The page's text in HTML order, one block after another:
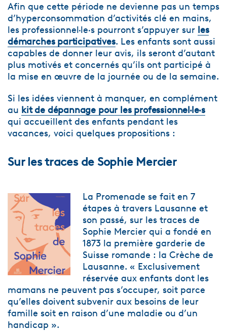
Afin que cette période ne devienne pas un temps
d’hyperconsommation d’activités clé en mains,
les professionnel·le·s pourront s’appuyer sur les
démarches participatives. Les enfants sont aussi
capables de donner leur avis, ils seront d’autant
plus motivés et concernés qu’ils ont participé à
la mise en œuvre de la journée ou de la semaine.
Si les idées viennent à manquer, en complément
au kit de dépannage pour les professionnel·le·s
qui accueillent des enfants pendant les
vacances, voici quelques propositions :
Sur les traces de Sophie Mercier
La Promenade se fait en 7
étapes à travers Lausanne et
son passé, sur les traces de
Sophie Mercier qui a fondé en
1873 la première garderie de
Suisse romande : la Crèche de
Lausanne. « Exclusivement
réservée aux enfants dont les
mamans ne peuvent pas s’occuper, soit parce
qu’elles doivent subvenir aux besoins de leur
famille soit en raison d’une maladie ou d’un
handicap ».